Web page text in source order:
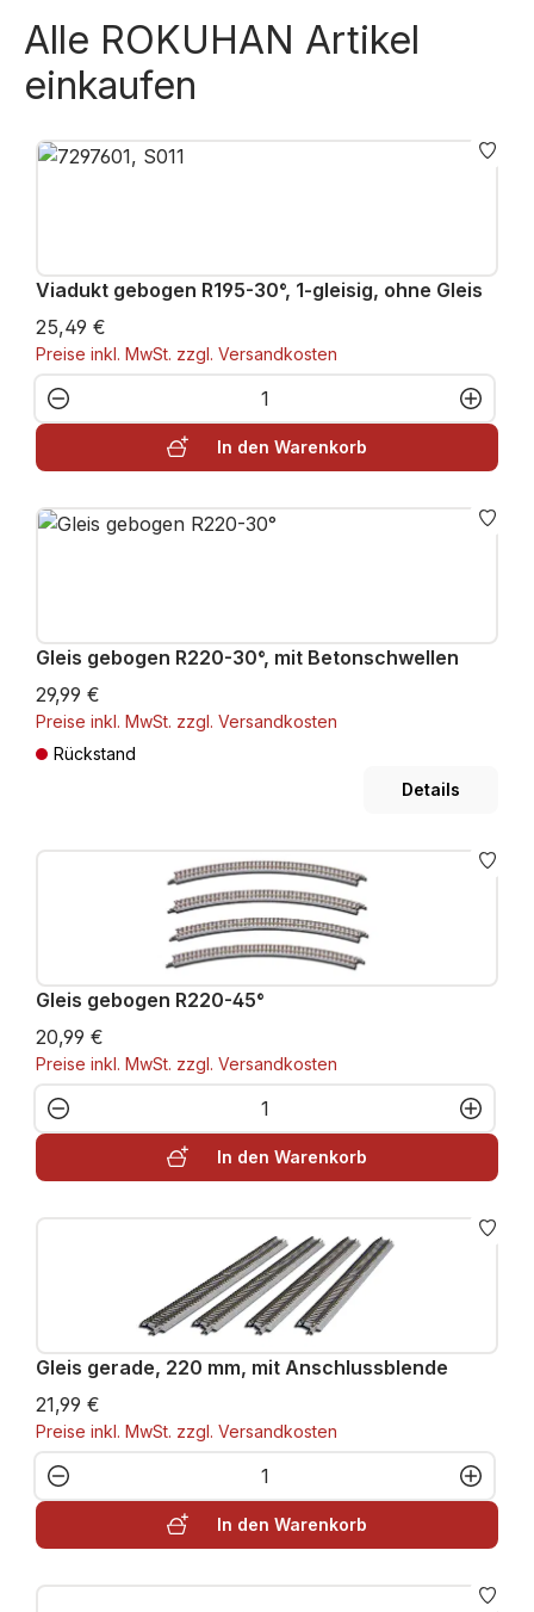
Alle ROKUHAN Artikel
einkaufen
Viadukt gebogen R195-30°, 1-gleisig, ohne Gleis
25,49 €
Preise inkl. MwSt. zzgl. Versandkosten
Produkt Anzahl: Gib den
In den Warenkorb
Gleis gebogen R220-30°, mit Betonschwellen
29,99 €
Preise inkl. MwSt. zzgl. Versandkosten
Rückstand
Details
Gleis gebogen R220-45°
20,99 €
Preise inkl. MwSt. zzgl. Versandkosten
Produkt Anzahl: Gib den
In den Warenkorb
Gleis gerade, 220 mm, mit Anschlussblende
21,99 €
Preise inkl. MwSt. zzgl. Versandkosten
Produkt Anzahl: Gib den
In den Warenkorb